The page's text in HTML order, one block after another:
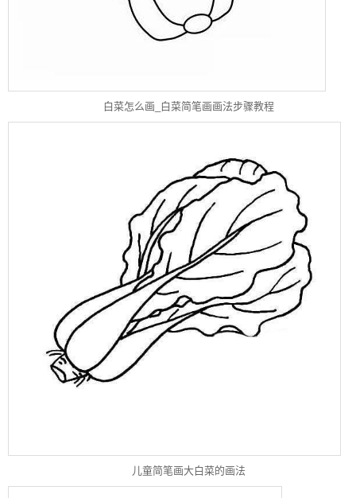
白菜怎么画_白菜简笔画画法步骤教程
儿童简笔画大白菜的画法